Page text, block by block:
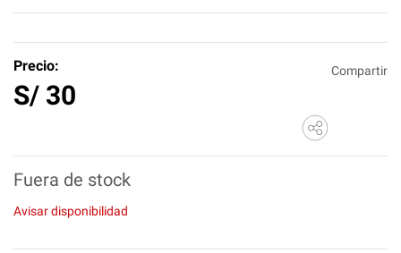
Precio:
S/ 30
Compartir
Fuera de stock
Avisar disponibilidad